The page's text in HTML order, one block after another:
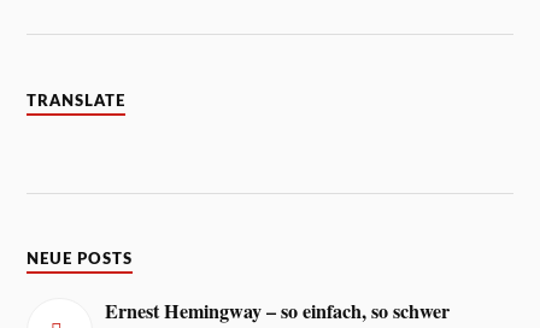
TRANSLATE
NEUE POSTS
Ernest Hemingway – so einfach, so schwer